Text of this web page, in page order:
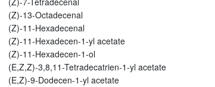
(Z)-13-Octadecenal
(Z)-11-Hexadecenal
(Z)-11-Hexadecen-1-yl acetate
(Z)-11-Hexadecen-1-ol
(E,Z,Z)-3,8,11-Tetradecatrien-1-yl acetate
(E,Z)-9-Dodecen-1-yl acetate